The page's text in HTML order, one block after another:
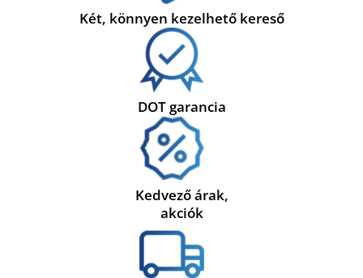
Két, könnyen kezelhető kereső
DOT garancia
Kedvező árak,
akciók